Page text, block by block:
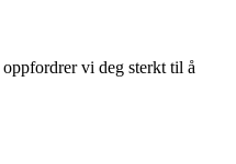
vi deg sterkt til å